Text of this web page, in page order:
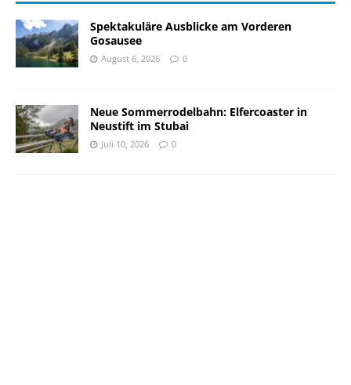
Spektakuläre Ausblicke am Vorderen
Gosausee
August 6, 2026 0
Neue Sommerrodelbahn: Elfercoaster in
Neustift im Stubai
Juli 10, 2026 0